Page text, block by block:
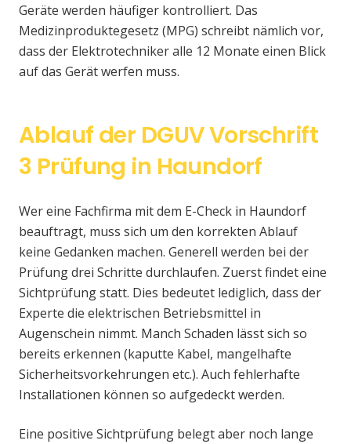
Geräte werden häufiger kontrolliert. Das
Medizinproduktegesetz (MPG) schreibt nämlich vor,
dass der Elektrotechniker alle 12 Monate einen Blick
auf das Gerät werfen muss.
Ablauf der DGUV Vorschrift
3 Prüfung in Haundorf
Wer eine Fachfirma mit dem E-Check in Haundorf
beauftragt, muss sich um den korrekten Ablauf
keine Gedanken machen. Generell werden bei der
Prüfung drei Schritte durchlaufen. Zuerst findet eine
Sichtprüfung statt. Dies bedeutet lediglich, dass der
Experte die elektrischen Betriebsmittel in
Augenschein nimmt. Manch Schaden lässt sich so
bereits erkennen (kaputte Kabel, mangelhafte
Sicherheitsvorkehrungen etc.). Auch fehlerhafte
Installationen können so aufgedeckt werden.
Eine positive Sichtprüfung belegt aber noch lange